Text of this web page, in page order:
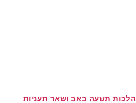
קטגוריות
הלכות תשעה באב ושאר תעניות